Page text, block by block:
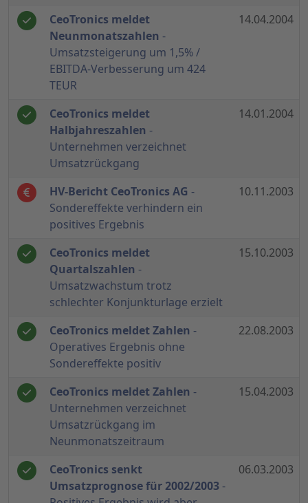
CeoTronics meldet
Neunmonatszahlen -
Umsatzsteigerung um 1,5% /
EBITDA-Verbesserung um 424
TEUR
14.04.2004
CeoTronics meldet
Halbjahreszahlen -
Unternehmen verzeichnet
Umsatzrückgang
14.01.2004
HV-Bericht CeoTronics AG -
Sondereffekte verhindern ein
positives Ergebnis
10.11.2003
CeoTronics meldet
Quartalszahlen -
Umsatzwachstum trotz
schlechter Konjunkturlage erzielt
15.10.2003
CeoTronics meldet Zahlen -
Operatives Ergebnis ohne
Sondereffekte positiv
22.08.2003
CeoTronics meldet Zahlen -
Unternehmen verzeichnet
Umsatzrückgang im
Neunmonatszeitraum
15.04.2003
CeoTronics senkt
Umsatzprognose für 2002/2003-
06.03.2003